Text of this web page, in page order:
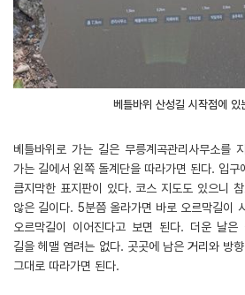
베틀바위 산성길 시작점에 있
베틀바위로 가는 길은 무릉계곡관리사무소를
가는 길에서 왼쪽 돌계단을 따라가면 된다. 입구
큼지막한 표지판이 있다. 코스 지도도 있으니
않은 길이다. 5분쯤 올라가면 바로 오르막길이
오르막길이 이어진다고 보면 된다. 더운 날
길을 헤맬 염려는 없다. 곳곳에 남은 거리와 방
그대로 따라가면 된다.